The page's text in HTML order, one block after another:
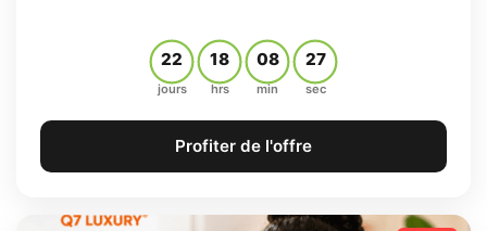
22
jours
18
hrs
08
min
26
sec
Profiter de l'offre